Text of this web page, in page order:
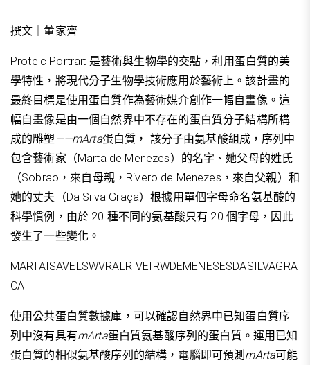
撰文｜董家齊
Proteic Portrait 是藝術與生物學的交點，利用蛋白質的美
學特性，將現代分子生物學技術應用於藝術上。該計畫的
最終目標是使用蛋白質作為藝術媒介創作一幅自畫像。這
幅自畫像是由一個自然界中不存在的蛋白質分子結構所構
成的雕塑 ——mArta蛋白質， 該分子由氨基酸組成，序列中
包含藝術家（Marta de Menezes）的名字、她父母的姓氏
（Sobrao，來自母親，Rivero de Menezes，來自父親）和
她的丈夫（Da Silva Graça）根據用單個字母命名氨基酸的
科學慣例 ，由於 20 種不同的氨基酸只有 20 個字母，因此
發生了一些變化。
MARTAISAVELSWVRALRIVEIRWDEMENESESDASILVAGRA
CA
使用公共蛋白質數據庫，可以確認自然界中已知蛋白質序
列中沒有具有mArta蛋白質氨基酸序列的蛋白質。運用已知
蛋白質的相似氨基酸序列的結構，電腦即可預測 mArta可能